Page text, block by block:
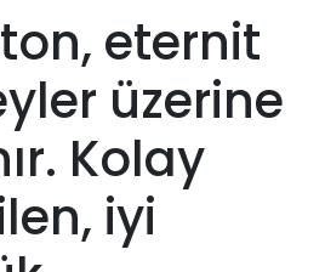
eternit
üzerine
Kolay
iyi